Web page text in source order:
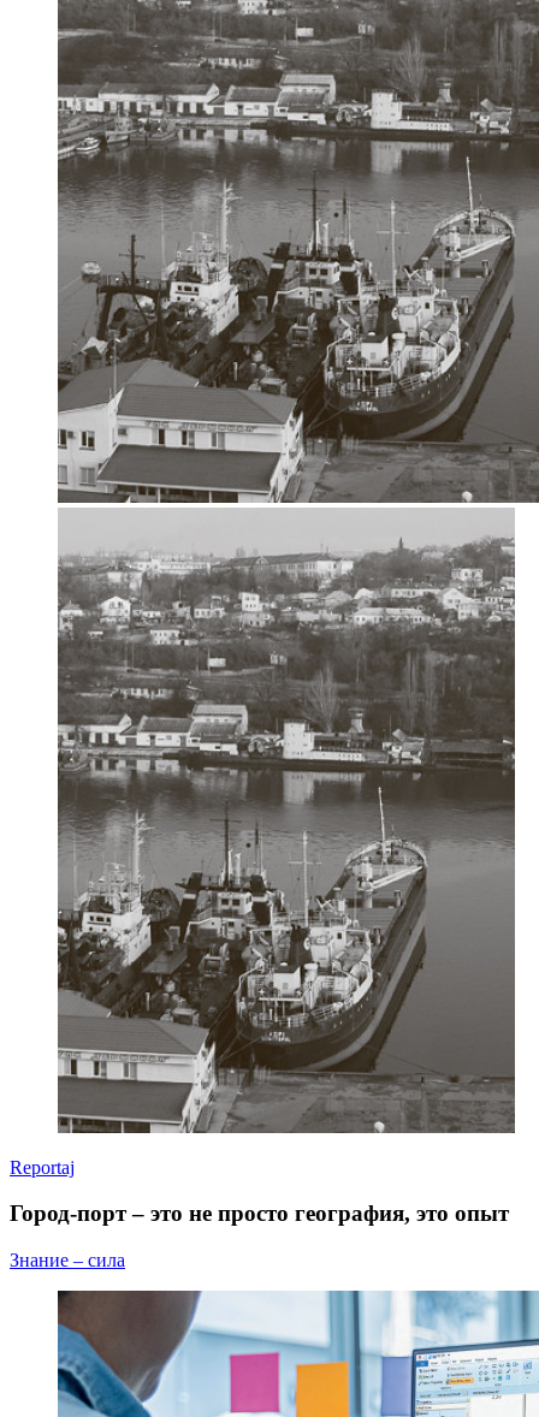
Reportaj
Город-порт – это не просто география, это опыт
Знание – сила